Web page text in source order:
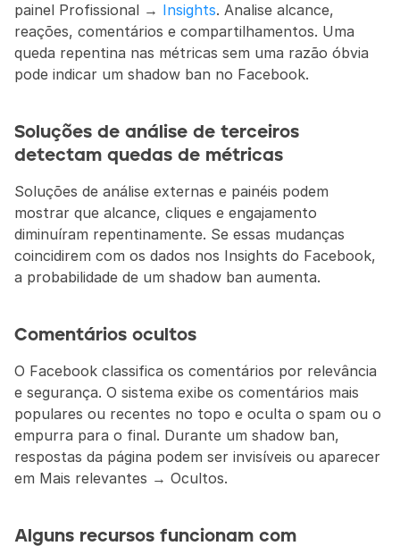
painel Profissional → Insights. Analise alcance,
reações, comentários e compartilhamentos. Uma
queda repentina nas métricas sem uma razão óbvia
pode indicar um shadow ban no Facebook.
Soluções de análise de terceiros
detectam quedas de métricas
Soluções de análise externas e painéis podem
mostrar que alcance, cliques e engajamento
diminuíram repentinamente. Se essas mudanças
coincidirem com os dados nos Insights do Facebook,
a probabilidade de um shadow ban aumenta.
Comentários ocultos
O Facebook classifica os comentários por relevância
e segurança. O sistema exibe os comentários mais
populares ou recentes no topo e oculta o spam ou o
empurra para o final. Durante um shadow ban,
respostas da página podem ser invisíveis ou aparecer
em Mais relevantes → Ocultos.
Alguns recursos funcionam com